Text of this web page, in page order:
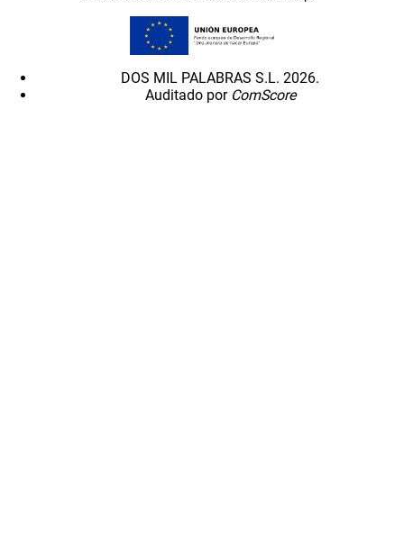
DOS MIL PALABRAS S.L. 2026.
Auditado por ComScore